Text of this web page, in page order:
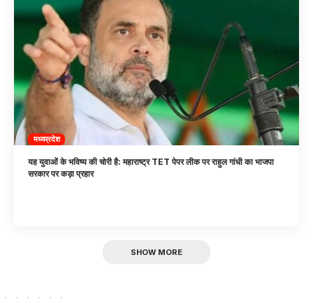
मध्यप्रदेश
यह युवाओं के भविष्य की चोरी है: महाराष्ट्र TET पेपर लीक पर राहुल गांधी का भाजपा
सरकार पर कड़ा प्रहार
SHOW MORE